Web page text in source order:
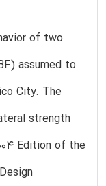
of two
assumed to
City. The
strength
Edition of the